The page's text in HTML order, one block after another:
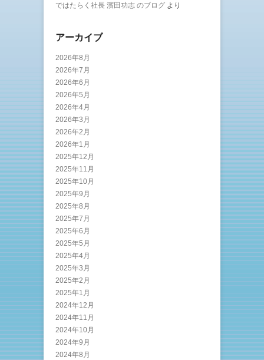
ではたらく社長 濱田功志 のブログ より
アーカイブ
2026年8月
2026年7月
2026年6月
2026年5月
2026年4月
2026年3月
2026年2月
2026年1月
2025年12月
2025年11月
2025年10月
2025年9月
2025年8月
2025年7月
2025年6月
2025年5月
2025年4月
2025年3月
2025年2月
2025年1月
2024年12月
2024年11月
2024年10月
2024年9月
2024年8月